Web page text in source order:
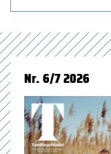
Nr. 6/7 2026